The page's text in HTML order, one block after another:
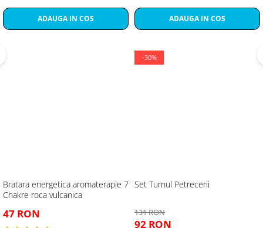
ADAUGA IN COS ADAUGA IN COS
Bratara energetica aromaterapie 7
Chakre roca vulcanica
47 RON
-30%
Set Turnul Petrecerii
131 RON
92 RON